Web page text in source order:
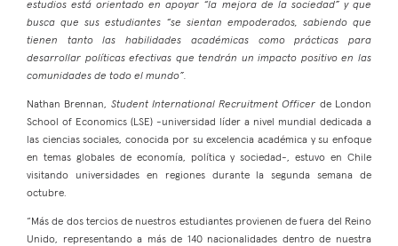
estudios está orientado en apoyar “la mejora de la sociedad” y que
busca que sus estudiantes “se sientan empoderados, sabiendo que
tienen tanto las habilidades académicas como prácticas para
desarrollar políticas efectivas que tendrán un impacto positivo en las
comunidades de todo el mundo”.
Nathan Brennan, Student International Recruitment Officer de London
School of Economics (LSE) -universidad líder a nivel mundial dedicada a
las ciencias sociales, conocida por su excelencia académica y su enfoque
en temas globales de economía, política y sociedad-, estuvo en Chile
visitando universidades en regiones durante la segunda semana de
octubre.
“Más de dos tercios de nuestros estudiantes provienen de fuera del Reino
Unido, representando a más de 140 nacionalidades dentro de nuestra